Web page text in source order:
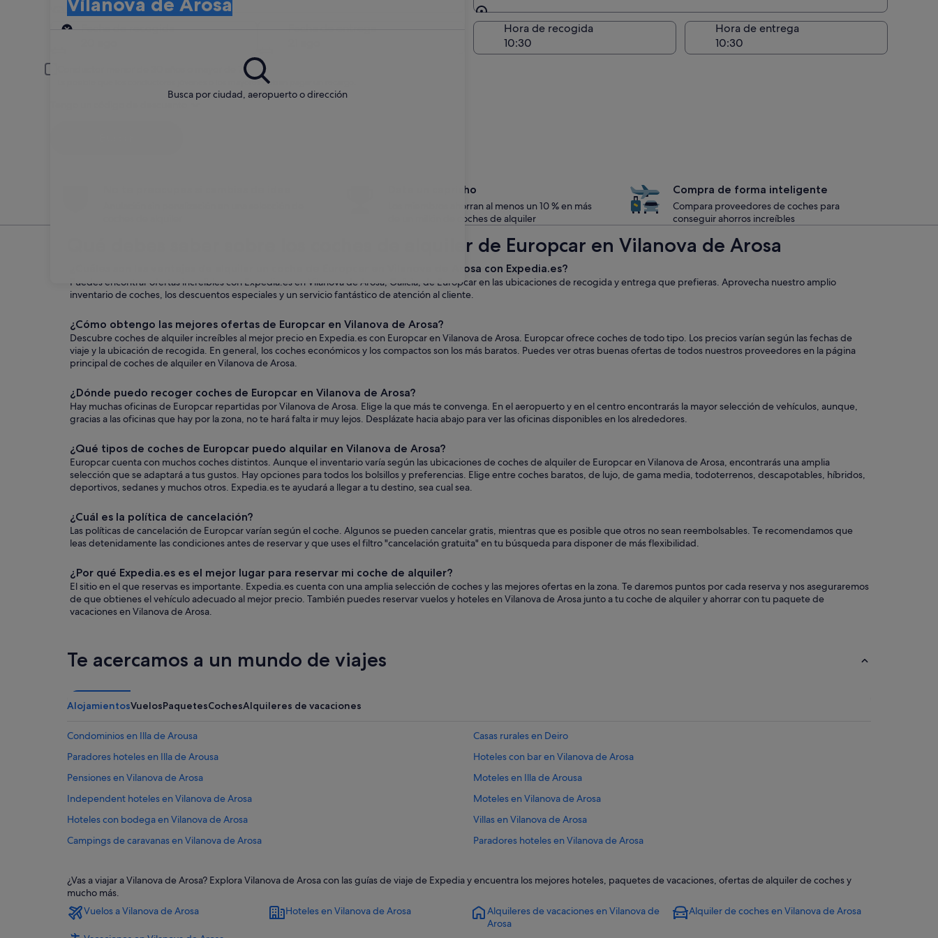
Busca por ciudad, aeropuerto o dirección
Recogida
Entrega en el lugar de recogida
Hora de recogida Hora de entrega
Conductor menor de 30 años o mayor de 70
Es posible que los conductores jóvenes o los mayores deban pagar un recargo.
Date un capricho
Los miembros ahorran al menos un 10 % en más
de un millón de coches de alquiler
Compra de forma inteligente
Compara proveedores de coches para
conseguir ahorros increíbles
Qué debes saber sobre los coches de alquiler de Europcar en Vilanova de Arosa
¿Cuáles son las ventajas de alquilar un coche de Europcar en Vilanova de Arosa con Expedia.es?
Puedes encontrar ofertas increíbles con Expedia.es en Vilanova de Arosa, Galicia, de Europcar en las ubicaciones de recogida y entrega que prefieras. Aprovecha nuestro amplio
inventario de coches, los descuentos especiales y un servicio fantástico de atención al cliente.
¿Cómo obtengo las mejores ofertas de Europcar en Vilanova de Arosa?
Descubre coches de alquiler increíbles al mejor precio en Expedia.es con Europcar en Vilanova de Arosa. Europcar ofrece coches de todo tipo. Los precios varían según las fechas de
viaje y la ubicación de recogida. En general, los coches económicos y los compactos son los más baratos. Puedes ver otras buenas ofertas de todos nuestros proveedores en la página
principal de coches de alquiler en Vilanova de Arosa.
¿Dónde puedo recoger coches de Europcar en Vilanova de Arosa?
Hay muchas oficinas de Europcar repartidas por Vilanova de Arosa. Elige la que más te convenga. En el aeropuerto y en el centro encontrarás la mayor selección de vehículos, aunque,
gracias a las oficinas que hay por la zona, no te hará falta ir muy lejos. Desplázate hacia abajo para ver las oficinas disponibles en los alrededores.
¿Qué tipos de coches de Europcar puedo alquilar en Vilanova de Arosa?
Europcar cuenta con muchos coches distintos. Aunque el inventario varía según las ubicaciones de coches de alquiler de Europcar en Vilanova de Arosa, encontrarás una amplia
selección que se adaptará a tus gustos. Hay opciones para todos los bolsillos y preferencias. Elige entre coches baratos, de lujo, de gama media, todoterrenos, descapotables, híbridos,
deportivos, sedanes y muchos otros. Expedia.es te ayudará a llegar a tu destino, sea cual sea.
¿Cuál es la política de cancelación?
Las políticas de cancelación de Europcar varían según el coche. Algunos se pueden cancelar gratis, mientras que es posible que otros no sean reembolsables. Te recomendamos que
leas detenidamente las condiciones antes de reservar y que uses el filtro "cancelación gratuita" en tu búsqueda para disponer de más flexibilidad.
¿Por qué Expedia.es es el mejor lugar para reservar mi coche de alquiler?
El sitio en el que reservas es importante. Expedia.es cuenta con una amplia selección de coches y las mejores ofertas en la zona. Te daremos puntos por cada reserva y nos aseguraremos
de que obtienes el vehículo adecuado al mejor precio. También puedes reservar vuelos y hoteles en Vilanova de Arosa junto a tu coche de alquiler y ahorrar con tu paquete de
vacaciones en Vilanova de Arosa.
Te acercamos a un mundo de viajes
AlojamientosVuelosPaquetesCochesAlquileres de vacaciones
Condominios en Illa de Arousa
Casas rurales en Deiro
Paradores hoteles en Illa de Arousa
Hoteles con bar en Vilanova de Arosa
Pensiones en Vilanova de Arosa
Moteles en Illa de Arousa
Independent hoteles en Vilanova de Arosa
Moteles en Vilanova de Arosa
Hoteles con bodega en Vilanova de Arosa
Villas en Vilanova de Arosa
Campings de caravanas en Vilanova de Arosa
Paradores hoteles en Vilanova de Arosa
Illa de Arousa hoteles
Cambados hoteles
Independent hoteles en Illa de Arousa
Vilanova de Arosa hoteles
Casas privadas de vacaciones en Illa de Arousa
Hoteles baratos en Vilanova de Arosa
¿Vas a viajar a Vilanova de Arosa? Explora Vilanova de Arosa con las guías de viaje de Expedia y encuentra los mejores hoteles, paquetes de vacaciones, ofertas de alquiler de coches y
mucho más.
Vuelos a Vilanova de Arosa
Hoteles en Vilanova de Arosa
Alquileres de vacaciones en Vilanova de
Arosa
Alquiler de coches en Vilanova de Arosa